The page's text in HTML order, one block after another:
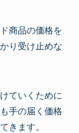
商品の価格を
り受け止めな
ていくために
手の届く価格
きます。